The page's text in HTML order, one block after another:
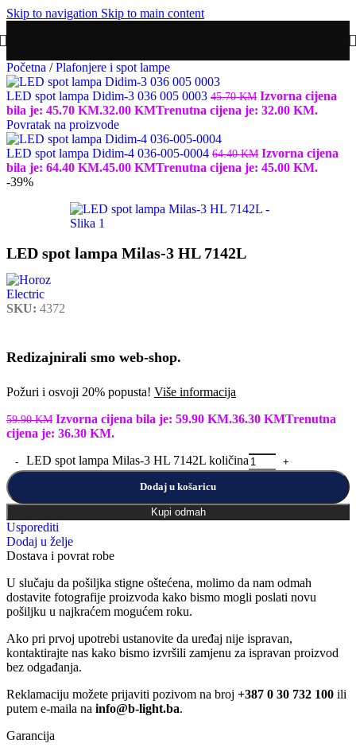
Skip to navigation Skip to main content
Početna / Plafonjere i spot lampe
LED spot lampa Didim-3 036 005 0003 45.70KM Izvorna cijena
bila je: 45.70 KM.32.00 KMTrenutna cijena je: 32.00 KM.
Povratak na proizvode
LED spot lampa Didim-4 036-005-0004 64.40KM Izvorna cijena
bila je: 64.40 KM.45.00 KMTrenutna cijena je: 45.00 KM.
-39%
LED spot lampa Milas-3 HL 7142L
SKU: 4372
Redizajnirali smo web-shop.
Požuri i osvoji 20% popusta! Više informacija
59.90KM Izvorna cijena bila je: 59.90 KM.36.30 KMTrenutna
cijena je: 36.30 KM.
LED spot lampa Milas-3 HL 7142L količina
Dodaj u košaricu
Kupi odmah
Usporediti
Dodaj u želje
Dostava i povrat robe
U slučaju da pošiljka stigne oštećena, molimo da nam odmah
dostavite fotografije proizvoda kako bismo mogli poslati novu
pošiljku u najkraćem mogućem roku.
Ako pri prvoj upotrebi ustanovite da uređaj nije ispravan,
kontaktirajte nas kako bismo izvršili zamjenu za ispravan proizvod
bez odgađanja.
Reklamaciju možete prijaviti pozivom na broj +387 0 30 732 100 ili
putem e-maila na info@b-light.ba.
Garancija